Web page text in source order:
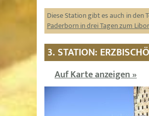
Diese Station gibt es auch in den
Paderborn in drei Tagen zum
3. STATION:
Auf Karte anzeigen »